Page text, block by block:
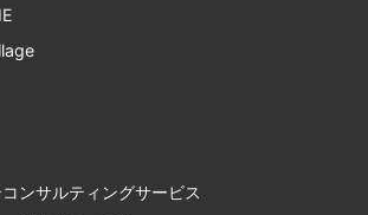
ンサルティングサービス